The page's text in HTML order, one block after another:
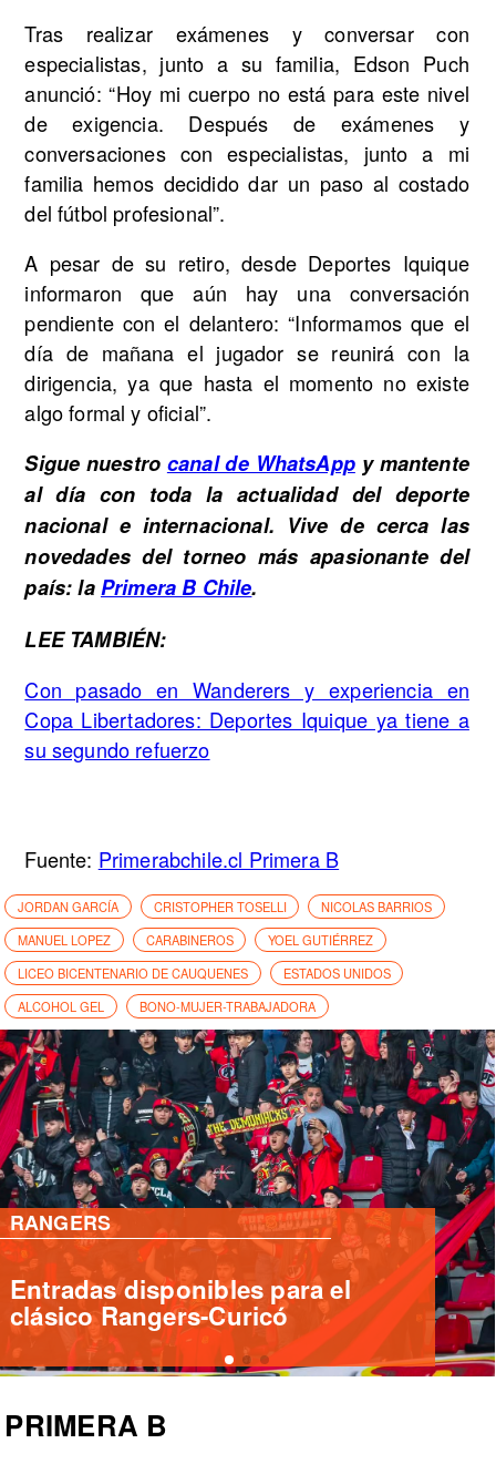
Tras realizar exámenes y conversar con
especialistas, junto a su familia, Edson Puch
anunció: “Hoy mi cuerpo no está para este nivel
de exigencia. Después de exámenes y
conversaciones con especialistas, junto a mi
familia hemos decidido dar un paso al costado
del fútbol profesional”.
A pesar de su retiro, desde Deportes Iquique
informaron que aún hay una conversación
pendiente con el delantero: “Informamos que el
día de mañana el jugador se reunirá con la
dirigencia, ya que hasta el momento no existe
algo formal y oficial”.
Sigue nuestro canal de WhatsAppy mantente
al día con toda la actualidad del deporte
nacional e internacional. Vive de cerca las
novedades del torneo más apasionante del
país: laPrimera B Chile.
LEE TAMBIÉN:
Con pasado en Wanderers y experiencia en
Copa Libertadores: Deportes Iquique ya tiene a
su segundo refuerzo
Fuente: Primerabchile.cl Primera B
JORDAN GARCÍA CRISTOPHER TOSELLI
NICOLAS BARRIOS
MANUEL LOPEZ
CARABINEROS
YOEL GUTIÉRREZ
LICEO BICENTENARIO DE CAUQUENES
ESTADOS UNIDOS
ALCOHOL GEL
BONO-MUJER-TRABAJADORA
PRIMERA B
Magallanes confirma nuevo socio
estratégico Ferbal Capital
PRIMERA B